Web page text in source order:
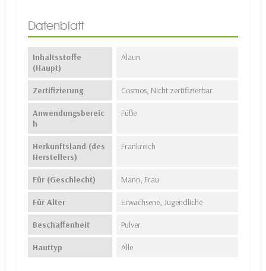
Datenblatt
Inhaltsstoffe
(Haupt)
Alaun
Zertifizierung Cosmos, Nicht zertifizierbar
Anwendungsbereic
h
Füße
Herkunftsland (des
Herstellers)
Frankreich
Für (Geschlecht) Mann, Frau
Für Alter Erwachsene, Jugendliche
Beschaffenheit Pulver
Hauttyp Alle